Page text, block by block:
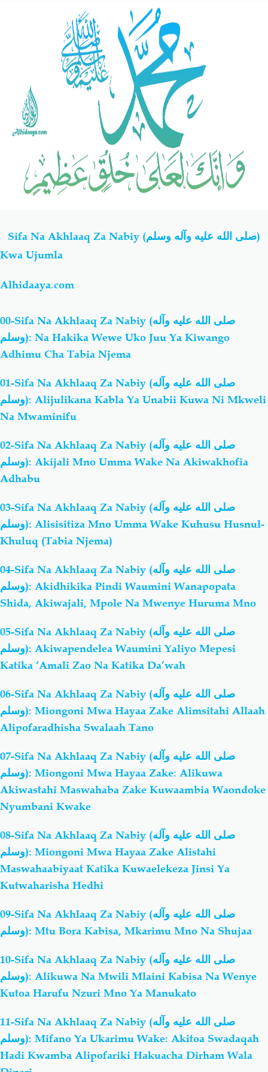
Salaf Wa Ummah Firaq-Makundi
Fiqh-Ibaadah Duaa-Adhkaar
Fataawa Za Ulamaa Kauli Za Salaf
Akhlaaq-Aadaab Raqaaiq
Familia-Jamii Maswali-Majibu
Sifa Na Akhlaaq Za Nabiy (صلى الله عليه وآله وسلم)
Kwa Ujumla
Alhidaaya.com
00-Sifa Na Akhlaaq Za Nabiy (صلى الله عليه وآله
وسلم): Na Hakika Wewe Uko Juu Ya Kiwango
Adhimu Cha Tabia Njema
01-Sifa Na Akhlaaq Za Nabiy (صلى الله عليه وآله
وسلم): Alijulikana Kabla Ya Unabii Kuwa Ni Mkweli
Na Mwaminifu
02-Sifa Na Akhlaaq Za Nabiy (صلى الله عليه وآله
وسلم): Akijali Mno Umma Wake Na Akiwakhofia
Adhabu
03-Sifa Na Akhlaaq Za Nabiy (صلى الله عليه وآله
وسلم): Alisisitiza Mno Umma Wake Kuhusu Husnul-
Khuluq (Tabia Njema)
04-Sifa Na Akhlaaq Za Nabiy (صلى الله عليه وآله
وسلم): Akidhikika Pindi Waumini Wanapopata
Shida, Akiwajali, Mpole Na Mwenye Huruma Mno
05-Sifa Na Akhlaaq Za Nabiy (صلى الله عليه وآله
وسلم): Akiwapendelea Waumini Yaliyo Mepesi
Katika ‘Amali Zao Na Katika Da’wah
06-Sifa Na Akhlaaq Za Nabiy (صلى الله عليه وآله
وسلم): Miongoni Mwa Hayaa Zake Alimsitahi Allaah
Alipofaradhisha Swalaah Tano
07-Sifa Na Akhlaaq Za Nabiy (صلى الله عليه وآله
وسلم): Miongoni Mwa Hayaa Zake: Alikuwa
Akiwastahi Maswahaba Zake Kuwaambia Waondoke
Nyumbani Kwake
08-Sifa Na Akhlaaq Za Nabiy (صلى الله عليه وآله
وسلم): Miongoni Mwa Hayaa Zake Alistahi
Maswahaabiyaat Katika Kuwaelekeza Jinsi Ya
Kutwaharisha Hedhi
09-Sifa Na Akhlaaq Za Nabiy (صلى الله عليه وآله
وسلم): Mtu Bora Kabisa, Mkarimu Mno Na Shujaa
10-Sifa Na Akhlaaq Za Nabiy (صلى الله عليه وآله
وسلم): Alikuwa Na Mwili Mlaini Kabisa Na Wenye
Kutoa Harufu Nzuri Mno Ya Manukato
11-Sifa Na Akhlaaq Za Nabiy (صلى الله عليه وآله
وسلم): Mifano Ya Ukarimu Wake: Akitoa Swadaqah
Hadi Kwamba Alipofariki Hakuacha Dirham Wala